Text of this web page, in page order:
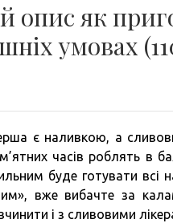
опис як
умовах
є наливкою, а
часів роблять в
буде готувати
вже вибачте за
і з сливовими